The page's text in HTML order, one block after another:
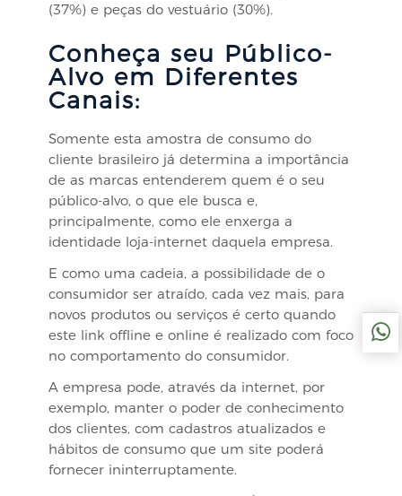
(37%) e peças do vestuário (30%).
Conheça seu Público-
Alvo em Diferentes
Canais:
Somente esta amostra de consumo do
cliente brasileiro já determina a importância
de as marcas entenderem quem é o seu
público-alvo, o que ele busca e,
principalmente, como ele enxerga a
identidade loja-internet daquela empresa.
E como uma cadeia, a possibilidade de o
consumidor ser atraído, cada vez mais, para
novos produtos ou serviços é certo quando
este link offline e online é realizado com foco
no comportamento do consumidor.
A empresa pode, através da internet, por
exemplo, manter o poder de conhecimento
dos clientes, com cadastros atualizados e
hábitos de consumo que um site poderá
fornecer ininterruptamente.